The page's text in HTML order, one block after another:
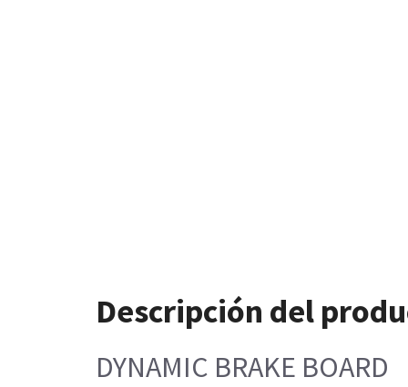
Descripción del
DYNAMIC BRAKE BOARD